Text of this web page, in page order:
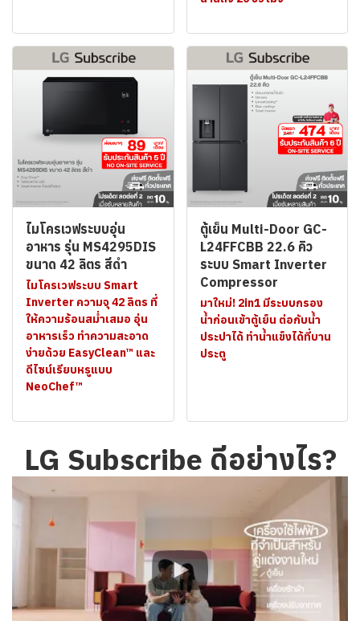
ไมโครเวฟระบบอุ่น
อาหาร รุ่น MS4295DIS
ขนาด 42 ลิตร สีดำ
ไมโครเวฟระบบ Smart
Inverter ความจุ 42 ลิตร ที่
ให้ความร้อนสม่ำเสมอ อุ่น
อาหารเร็ว ทำความสะอาด
ง่ายด้วย EasyClean™ และ
ดีไซน์เรียบหรูแบบ
NeoChef™
ตู้เย็น Multi-Door GC-
L24FFCBB 22.6 คิว
ระบบ Smart Inverter
Compressor
มาใหม่! 2in1 มีระบบกรอง
น้ำก่อนเข้าตู้เย็น ต่อกับน้ำ
ประปาได้ ทำน้ำแข็งได้ที่บาน
ประตู
LG Subscribe ดีอย่างไร?